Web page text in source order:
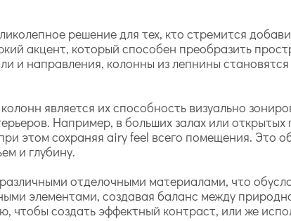
решение для тех, кто стремится
акцент, который способен преобразить
и направления, колонны из лепнины
является их способность визуально
Например, в больших залах или
этом сохраняя airy feel всего помещения. Это
и глубину.
отделочными материалами, что
элементами, создавая баланс между
чтобы создать эффектный контраст, или же